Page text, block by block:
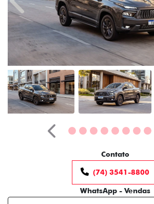
Anterior
Anterior
Contato
(74) 3541-8800
WhatsApp - Vendas